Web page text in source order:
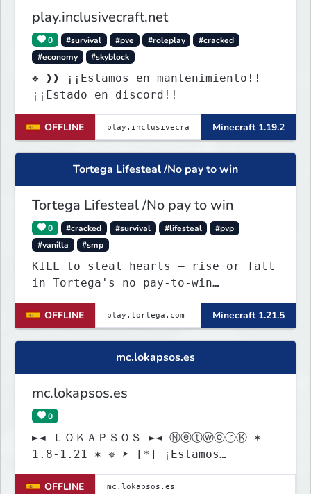
play.inclusivecraft.net
0 #survival #pve #roleplay
#cracked
#economy
#skyblock
❖ ❱❱ ¡¡Estamos en mantenimiento!!
¡¡Estado en discord!!
OFFLINE Minecraft 1.19.2
Tortega Lifesteal /No pay to win
Tortega Lifesteal /No pay to win
0 #cracked #survival #lifesteal
#pvp
#vanilla
#smp
KILL to steal hearts – rise or fall
in Tortega's no pay-to-win
Lifesteal SMP. Survive brutal
fights, form powerful teams, and
dominate the EU arena.
OFFLINE Minecraft 1.21.5
mc.lokapsos.es
mc.lokapsos.es
0
►◄ ＬＯＫＡＰＳＯＳ ►◄ ⓃⓔⓣⓦⓞⓡⓀ ✶
1.8-1.21 ✶ ✵ ➤ [*] ¡Estamos
ABIERTOS! ¡Entra ya! [*] ✵
OFFLINE